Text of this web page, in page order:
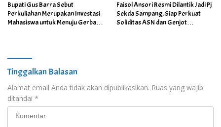
Bupati Gus Barra Sebut
Perkuliahan Merupakan Investasi
Mahasiswa untuk Menuju Gerbang
Faisol Ansori Resmi Dilantik Jadi Pj
Sekda Sampang, Siap Perkuat
Soliditas ASN dan Genjot
Tinggalkan Balasan
Alamat email Anda tidak akan dipublikasikan. Ruas yang wajib
ditandai *